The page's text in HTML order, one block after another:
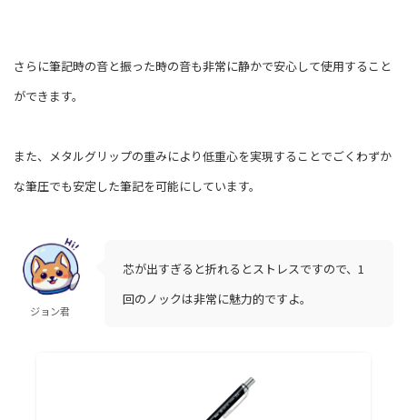
さらに筆記時の音と振った時の音も非常に静かで安心して使用すること
ができます。
また、メタルグリップの重みにより低重心を実現することでごくわずか
な筆圧でも安定した筆記を可能にしています。
ジョン君
芯が出すぎると折れるとストレスですので、1
回のノックは非常に魅力的ですよ。